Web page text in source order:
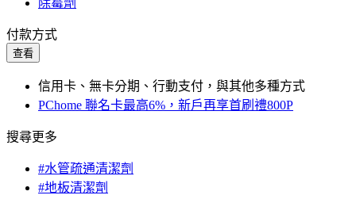
除霉劑
付款方式
查看
信用卡、無卡分期、行動支付，與其他多種方式
PChome 聯名卡最高6%，新戶再享首刷禮800P
搜尋更多
#水管疏通清潔劑
#地板清潔劑